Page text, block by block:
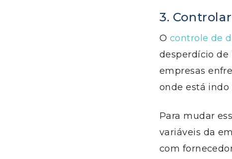
3.
O controle de
desperdício de
empresas
onde está indo
Para mudar
variáveis da
com